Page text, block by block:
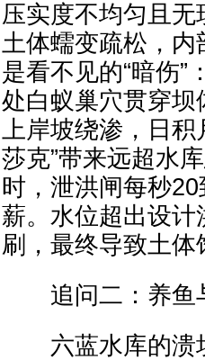
压实度不均匀且
土体蠕变疏松，
是看不见的“暗伤
处白蚁巢穴贯穿
上岸坡绕渗，日积
莎克”带来远超水
时，泄洪闸每秒
薪。水位超出设
刷，最终导致土
追问二：养鱼与
六蓝水库的溃